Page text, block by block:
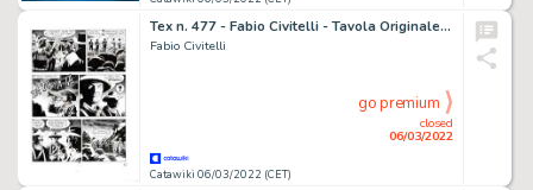
Tex n. 477 - Fabio Civitelli - Tavola Originale "Sfida selvaggia" - Page volante - Exemplaire unique - (2000)
Fabio Civitelli
Catawiki 06/03/2022 (CET)
closed
06/03/2022
go premium